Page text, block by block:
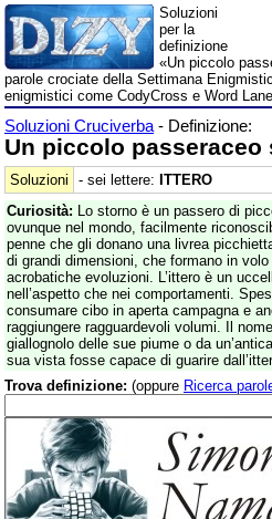
Soluzioni
per la
definizione
«Un piccolo
parole crociate della Settimana
enigmistici come CodyCross e Word
Soluzioni Cruciverba - Definizione:
Un piccolo
Soluzioni - sei lettere: ITTERO
Curiosità: Lo storno è un passero di
ovunque nel mondo, facilmente
penne che gli donano una livrea
di grandi dimensioni, che formano in
acrobatiche evoluzioni. L’ittero è un
nell’aspetto che nei comportamenti.
consumare cibo in aperta campagna e
raggiungere ragguardevoli volumi. Il
giallognolo delle sue piume o da
sua vista fosse capace di guarire
Trova definizione: (oppure Ricerca